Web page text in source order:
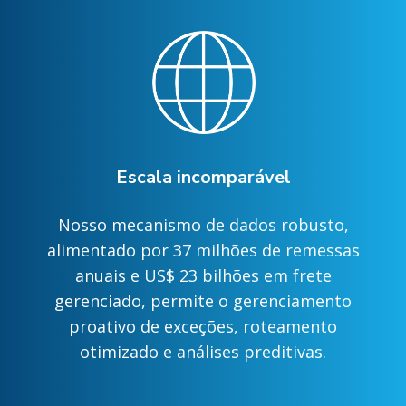
Escala incomparável
Nosso mecanismo de dados robusto,
alimentado por 37 milhões de remessas
anuais e US$ 23 bilhões em frete
gerenciado, permite o gerenciamento
proativo de exceções, roteamento
otimizado e análises preditivas.